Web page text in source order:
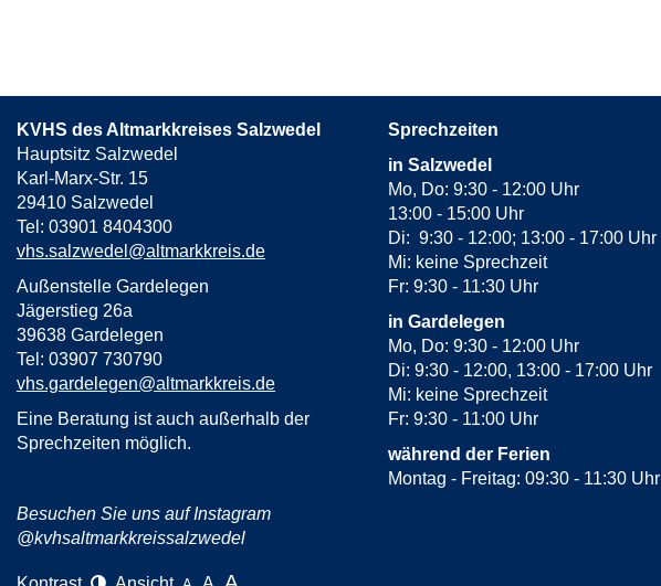
KVHS des Altmarkkreises Salzwedel
Hauptsitz Salzwedel
Karl-Marx-Str. 15
29410 Salzwedel
Tel: 03901 8404300
vhs.salzwedel@altmarkkreis.de
Außenstelle Gardelegen
Jägerstieg 26a
39638 Gardelegen
Tel: 03907 730790
vhs.gardelegen@altmarkkreis.de
Eine Beratung ist auch außerhalb der
Sprechzeiten möglich.
Besuchen Sie uns auf Instagram
@kvhsaltmarkkreissalzwedel
Sprechzeiten
in Salzwedel
Mo, Do: 9:30 - 12:00 Uhr
13:00 - 15:00 Uhr
Di: 9:30 - 12:00; 13:00 - 17:00 Uhr
Mi: keine Sprechzeit
Fr: 9:30 - 11:30 Uhr
in Gardelegen
Mo, Do: 9:30 - 12:00 Uhr
Di: 9:30 - 12:00, 13:00 - 17:00 Uhr
Mi: keine Sprechzeit
Fr: 9:30 - 11:00 Uhr
während der Ferien
Montag - Freitag: 09:30 - 11:30 Uhr